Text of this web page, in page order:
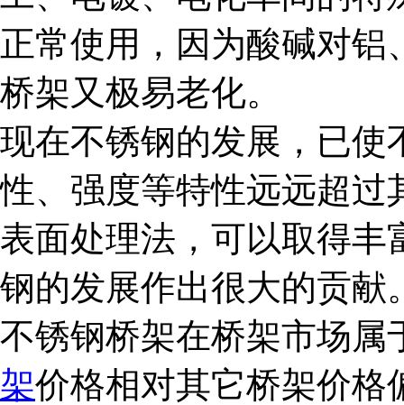
正常使用，因为酸碱对
桥架又极易老化。
现在不锈钢的发展，已使
性、强度等特性远远超过
表面处理法，可以取得丰
钢的发展作出很大的贡献
不锈钢桥架在桥架市场属
架价格相对其它桥架价格